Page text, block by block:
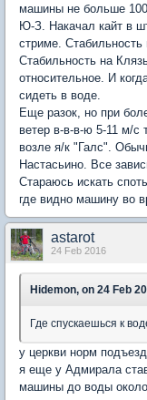
машины не больше
Ю-З. Накачал кайт в
стриме. Стабильность
Стабильность на
относительное. И
сидеть в воде.
Еще разок, но при
ветер в-в-в-ю 5-11 м/с
возле я/к "Галс".
Настасьино. Все
Стараюсь искать
где видно машину во
astarot
24 Feb 2016
Hidemon, on 24 Feb
Где спускаешься к
у церкви норм
я еще у Адмирала
машины до воды